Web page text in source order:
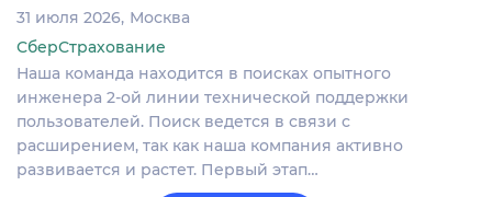
31 июля 2026 Москва
СберСтрахование
Наша команда находится в поисках опытного
инженера 2-ой линии технической поддержки
пользователей. Поиск ведется в связи с
расширением, так как наша компания активно
развивается и растет. Первый этап…